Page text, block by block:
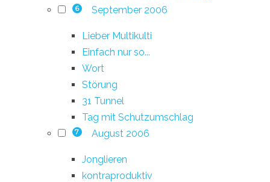
6 September 2006
Lieber Multikulti
Einfach nur so...
Wort
Störung
31 Tunnel
Tag mit Schutzumschlag
7 August 2006
Jonglieren
kontraproduktiv